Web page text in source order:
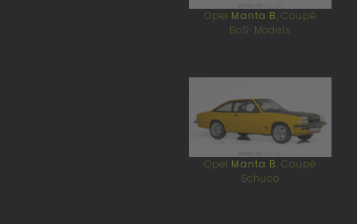
Opel Manta B, Coupé
BoS-Models
Opel Manta B, Coupé
Schuco